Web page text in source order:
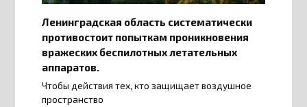
Ленинградская область систематически
противостоит попыткам проникновения
вражеских беспилотных летательных
аппаратов.
Чтобы действия тех, кто защищает воздушное
пространство